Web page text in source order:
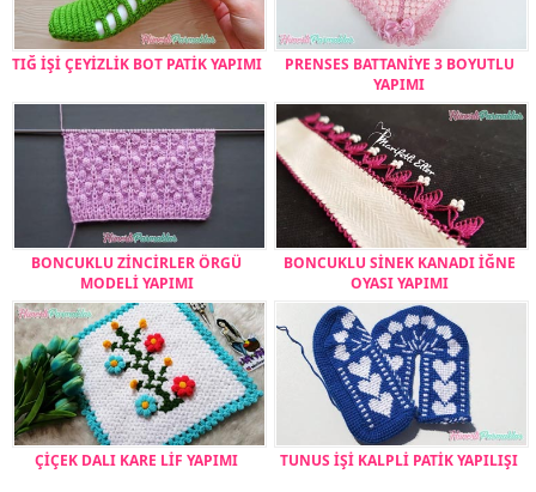
TIĞ İŞİ ÇEYİZLİK BOT PATİK YAPIMI
PRENSES BATTANİYE 3 BOYUTLU
YAPIMI
BONCUKLU ZİNCİRLER ÖRGÜ
MODELİ YAPIMI
BONCUKLU SİNEK KANADI İĞNE
OYASI YAPIMI
ÇİÇEK DALI KARE LİF YAPIMI TUNUS İŞİ KALPLİ PATİK YAPILIŞI